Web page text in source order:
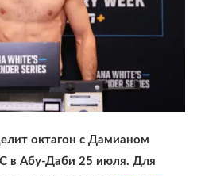
октагон с Дамианом
в Абу-Даби 25 июля. Для